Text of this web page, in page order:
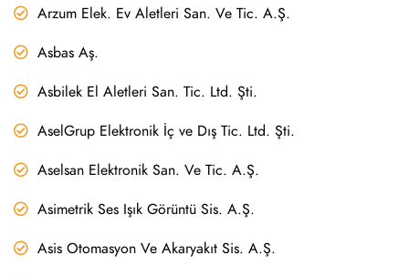
Arzum Elek. Ev Aletleri San. Ve Tic. A.Ş.
Asbas Aş.
Asbilek El Aletleri San. Tic. Ltd. Şti.
AselGrup Elektronik İç ve Dış Tic. Ltd. Şti.
Aselsan Elektronik San. Ve Tic. A.Ş.
Asimetrik Ses Işık Görüntü Sis. A.Ş.
Asis Otomasyon Ve Akaryakıt Sis. A.Ş.